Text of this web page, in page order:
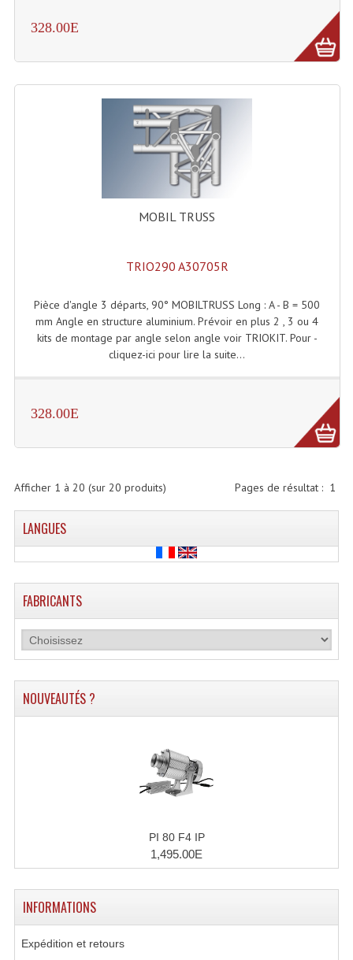
CRÉER UN COMPTE
328.00E
MOBIL TRUSS
TRIO290 A30705R
Pièce d'angle 3 départs, 90° MOBILTRUSS Long : A - B = 500
mm Angle en structure aluminium. Prévoir en plus 2 , 3 ou 4
kits de montage par angle selon angle voir TRIOKIT. Pour -
cliquez-ici pour lire la suite...
328.00E
Pages de résultat : 1
Afficher 1 à 20 (sur 20 produits)
LANGUES
FABRICANTS
NOUVEAUTÉS ?
PI 80 F4 IP
1,495.00E
INFORMATIONS
Expédition et retours